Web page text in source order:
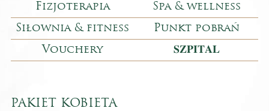
Fizjoterapia Spa & wellness
Siłownia & fitness Punkt pobrań
Vouchery 𝐒𝐙𝐏𝐈𝐓𝐀𝐋
PAKIET KOBIETA